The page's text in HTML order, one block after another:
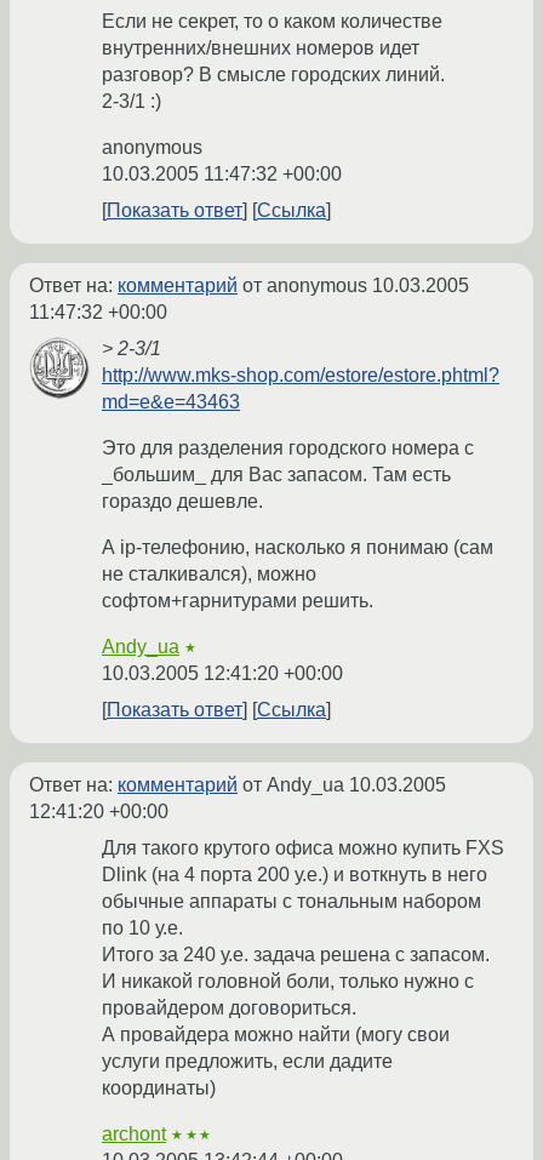
Если не секрет, то о каком количестве
внутренних/внешних номеров идет
разговор? В смысле городских линий.
2-3/1 :)
anonymous
10.03.2005 11:47:32 +00:00
Показать ответ
Ссылка
Ответ на: комментарий от anonymous 10.03.2005
11:47:32 +00:00
> 2-3/1
http://www.mks-shop.com/estore/estore.phtml?
md=e&e=43463
Это для разделения городского номера с
_большим_ для Вас запасом. Там есть
гораздо дешевле.
А ip-телефонию, насколько я понимаю (сам
не сталкивался), можно
софтом+гарнитурами решить.
Andy_ua ★
10.03.2005 12:41:20 +00:00
Показать ответ
Ссылка
Ответ на: комментарий от Andy_ua 10.03.2005
12:41:20 +00:00
Для такого крутого офиса можно купить FXS
Dlink (на 4 порта 200 у.е.) и воткнуть в него
обычные аппараты с тональным набором
по 10 у.е.
Итого за 240 у.е. задача решена с запасом.
И никакой головной боли, только нужно с
провайдером договориться.
А провайдера можно найти (могу свои
услуги предложить, если дадите
координаты)
archont ★★★